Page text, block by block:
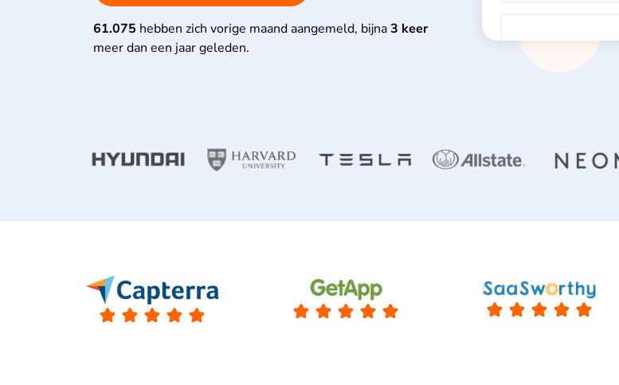
61.075 hebben zich vorige maand aangemeld, bijna3 keer
meer dan een jaar geleden.